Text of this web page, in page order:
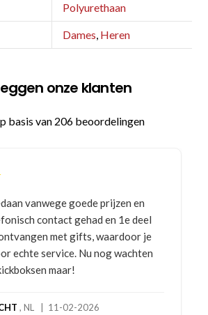
Polyurethaan
Dames, Heren
onze klanten
basis van 206 beoordelingen
vanwege goede prijzen en
contact gehad en 1e deel
met gifts, waardoor je
echte service. Nu nog wachten
maar!
, NL | 11-02-2026